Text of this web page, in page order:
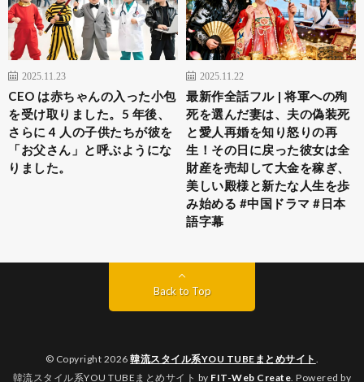
2025.11.23
CEO は赤ちゃんの入った小包
を受け取りました。5 年後、
さらに 4 人の子供たちが彼を
「お父さん」と呼ぶようにな
りました。
2025.11.22
最新作全話フル | 将軍への殉
死を選んだ妻は、夫の偽装死
と愛人再婚を知り怒りの再
生！その日に戻った彼女は全
財産を売却して大金を稼ぎ、
美しい殿様と新たな人生を歩
み始める #中国ドラマ #日本
語字幕
Back to Top
© Copyright 2026韓流スタイル系YOU TUBEまとめサイト
韓流スタイル系YOU TUBEまとめサイト by FIT-Web Create . Powered by